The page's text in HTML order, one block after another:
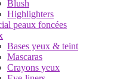
Blush
Highlighters
peaux foncées
Bases yeux & teint
Mascaras
Crayons yeux